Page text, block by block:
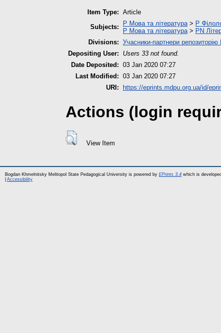
Item Type: Article
Subjects:
P Мова та література> P
P Мова та література> PN
Divisions: Учасники-партнери
Depositing User:
Users 33 not found.
Date Deposited: 03 Jan 2020 07:27
Last Modified: 03 Jan 2020 07:27
URI:
https://eprints.mdpu.org.ua/id/
Actions (login
View Item
Bogdan Khmelnitsky Melitopol State Pedagogical University is powered by EPrints 3.4 which is
Accessibility